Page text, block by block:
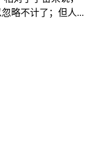
略不计了；但人...